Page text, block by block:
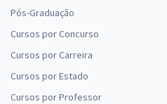
Pós-Graduação
Cursos por Concurso
Cursos por Carreira
Cursos por Estado
Cursos por Professor